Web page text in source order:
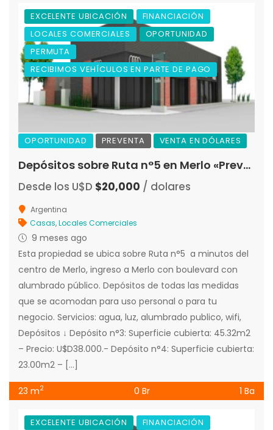
EXCELENTE UBICACIÓN
FINANCIACIÓN
LOCALES COMERCIALES
OPORTUNIDAD
PERMUTA
RECIBIMOS VEHÍCULOS EN PARTE DE PAGO
OPORTUNIDAD PREVENTA VENTA EN DÓLARES
Depósitos sobre Ruta n°5 en Merlo «Preventa»
Desde los U$D $20,000 / dolares
Argentina
Casas,Locales Comerciales
9 meses ago
Esta propiedad se ubica sobre Ruta n°5 a minutos del
centro de Merlo, ingreso a Merlo con boulevard con
alumbrado público. Depósitos de todas las medidas
que se acomodan para uso personal o para tu
negocio. Servicios: agua, luz, alumbrado publico, wifi,
Depósitos ↓ Depósito n°3: Superficie cubierta: 45.32m2
– Precio: U$D38.000.- Depósito n°4: Superficie cubierta:
23.00m2 – […]
23 m2 0 Br 1 Ba
EXCELENTE UBICACIÓN
FINANCIACIÓN